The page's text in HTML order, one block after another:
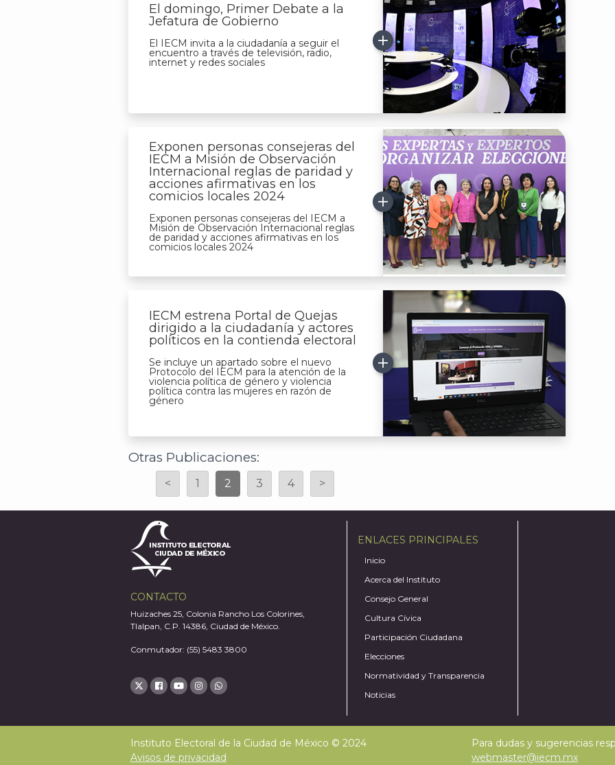
El domingo, Primer Debate a la
Jefatura de Gobierno
El IECM invita a la ciudadanía a seguir el
encuentro a través de televisión, radio,
internet y redes sociales
Exponen personas consejeras del
IECM a Misión de Observación
Internacional reglas de paridad y
acciones afirmativas en los
comicios locales 2024
Exponen personas consejeras del IECM a
Misión de Observación Internacional reglas
de paridad y acciones afirmativas en los
comicios locales 2024
IECM estrena Portal de Quejas
dirigido a la ciudadanía y actores
políticos en la contienda electoral
Se incluye un apartado sobre el nuevo
Protocolo del IECM para la atención de la
violencia política de género y violencia
política contra las mujeres en razón de
género
Otras Publicaciones:
< 1 2 3 4 >
CONTACTO
Huizaches 25, Colonia Rancho Los Colorines,
Tlalpan, C.P. 14386, Ciudad de México.
Conmutador: (55) 5483 3800
ENLACES PRINCIPALES
Inicio
Acerca del Instituto
Consejo General
Cultura Cívica
Participación Ciudadana
Elecciones
Normatividad y Transparencia
Noticias
Instituto Electoral de la Ciudad de México © 2024
Avisos de privacidad
Para dudas y sugerencias
webmaster@iecm.mx